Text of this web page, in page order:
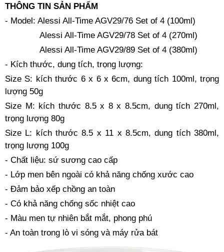
THÔNG TIN SẢN PHẨM
- Model: Alessi All-Time AGV29/76 Set of 4 (100ml)
Alessi All-Time AGV29/78 Set of 4 (270ml)
Alessi All-Time AGV29/89 Set of 4 (380ml)
- Kích thước, dung tích, trọng lượng:
Size S: kích thước 6 x 6 x 6cm, dung tích 100ml, trọng
lượng 50g
Size M: kích thước 8.5 x 8 x 8.5cm, dung tích 270ml,
trọng lượng 80g
Size L: kích thước 8.5 x 11 x 8.5cm, dung tích 380ml,
trọng lượng 100g
- Chất liệu: sứ sương cao cấp
- Lớp men bên ngoài có khả năng chống xước cao
- Đảm bảo xếp chồng an toàn
- Có khả năng chống sốc nhiệt cao
- Màu men tự nhiên bắt mắt, phong phú
- An toàn trong lò vi sóng và máy rửa bát